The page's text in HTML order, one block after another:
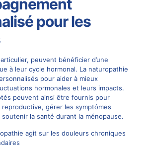
pour les
peuvent bénéficier d’une
à leur cycle hormonal. La naturopathie
pour aider à mieux
hormonales et leurs impacts.
peuvent ainsi être fournis pour
reproductive, gérer les symptômes
la santé durant la ménopause.
agit sur les douleurs chroniques